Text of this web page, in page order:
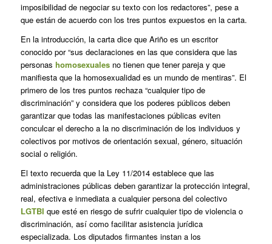
imposibilidad de negociar su texto con los redactores”, pese a
que están de acuerdo con los tres puntos expuestos en la carta.
En la introducción, la carta dice que Ariño es un escritor
conocido por “sus declaraciones en las que considera que las
personas homosexualesno tienen que tener pareja y que
manifiesta que la homosexualidad es un mundo de mentiras”. El
primero de los tres puntos rechaza “cualquier tipo de
discriminación” y considera que los poderes públicos deben
garantizar que todas las manifestaciones públicas eviten
conculcar el derecho a la no discriminación de los individuos y
colectivos por motivos de orientación sexual, género, situación
social o religión.
El texto recuerda que la Ley 11/2014 establece que las
administraciones públicas deben garantizar la protección integral,
real, efectiva e inmediata a cualquier persona del colectivo
LGTBI que esté en riesgo de sufrir cualquier tipo de violencia o
discriminación, así como facilitar asistencia jurídica
especializada. Los diputados firmantes instan a los